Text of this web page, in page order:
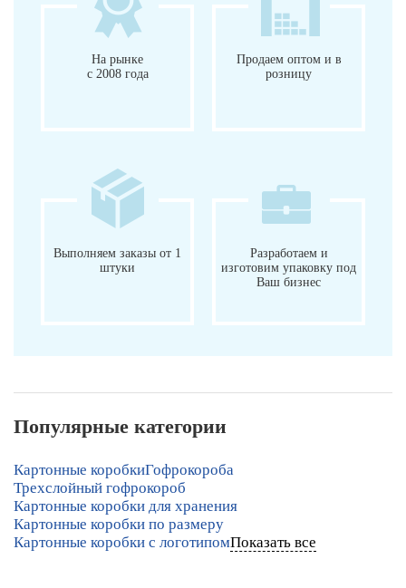
На рынке
с 2008 года
Продаем оптом и в
розницу
Выполняем заказы от 1
штуки
Разработаем и
изготовим упаковку под
Ваш бизнес
Популярные категории
Картонные коробкиГофрокороба
Трехслойный гофрокороб
Картонные коробки для хранения
Картонные коробки по размеру
Картонные коробки с логотипомПоказать все